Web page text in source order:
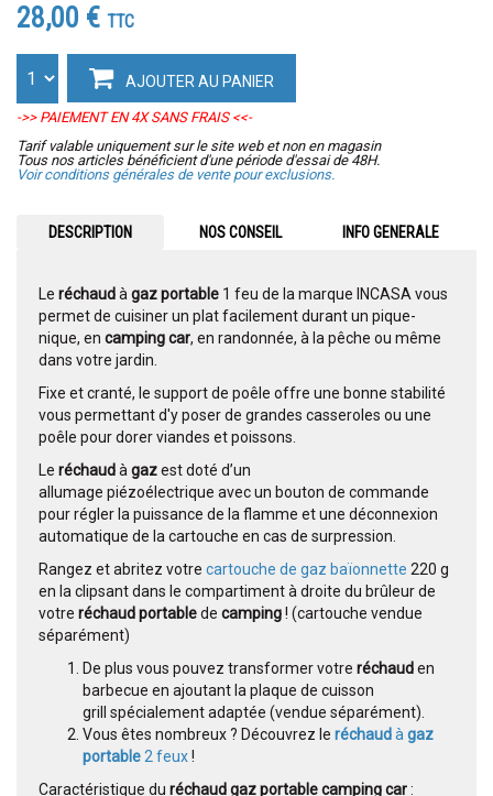
28,00 € TTC
AJOUTER AU PANIER
->> PAIEMENT EN 4X SANS FRAIS <<-
Tarif valable uniquement sur le site web et non en magasin
Tous nos articles bénéficient d'une période d'essai de 48H.
Voir conditions générales de vente pour exclusions.
DESCRIPTION NOS CONSEIL INFO GENERALE
Le réchaudà gaz portable 1 feu de la marque INCASA vous
permet de cuisiner un plat facilement durant un pique-
nique, en camping car, en randonnée, à la pêche ou même
dans votre jardin.
Fixe et cranté, le support de poêle offre une bonne stabilité
vous permettant d'y poser de grandes casseroles ou une
poêle pour dorer viandes et poissons.
Le réchaudà gazest doté d’un
allumage piézoélectrique avec un bouton de commande
pour régler la puissance de la flamme et une déconnexion
automatique de la cartouche en cas de surpression.
Rangez et abritez votre cartouche de gaz baïonnette 220 g
en la clipsant dans le compartiment à droite du brûleur de
votre réchaud portablede camping! (cartouche vendue
séparément)
De plus vous pouvez transformer votre réchauden
barbecue en ajoutant la plaque de cuisson
grill spécialement adaptée (vendue séparément).
Vous êtes nombreux ? Découvrez le réchaudà gaz
portable 2 feux!
Caractéristique du réchaud gazportable camping car: